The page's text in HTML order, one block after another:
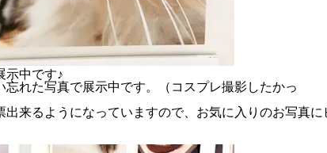
示中です♪
れた写真で展示中です。（コスプレ撮影したかっ
来るようになっていますので、お気に入りのお写真に